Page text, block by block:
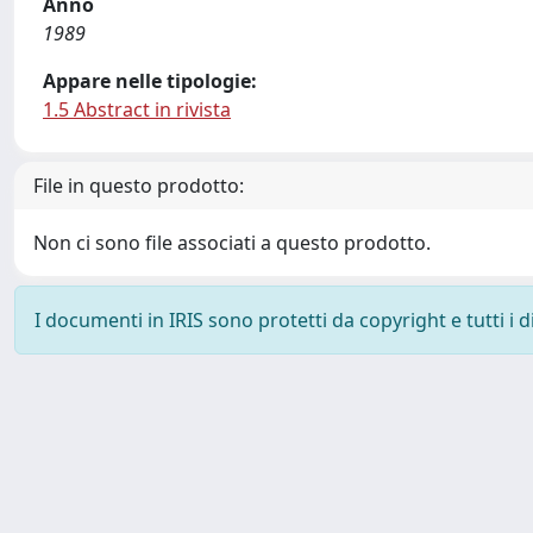
1989
Appare nelle tipologie:
1.5 Abstract in rivista
File in questo prodotto:
Non ci sono file associati a questo prodotto.
I documenti in IRIS sono protetti da copyright e tutti i